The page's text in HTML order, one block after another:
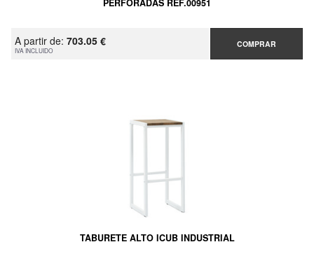
PERFORADAS REF.00951
A partir de: 703.05 €
IVA INCLUIDO
COMPRAR
TABURETE ALTO ICUB INDUSTRIAL